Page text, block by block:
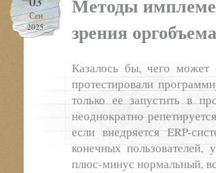
Сен
2025
Методы
зрения оргобъема
Казалось бы, чего может
протестировали
только ее запустить в
неоднократно
если внедряется ERP-
конечных пользователей,
плюс-минус нормальный,